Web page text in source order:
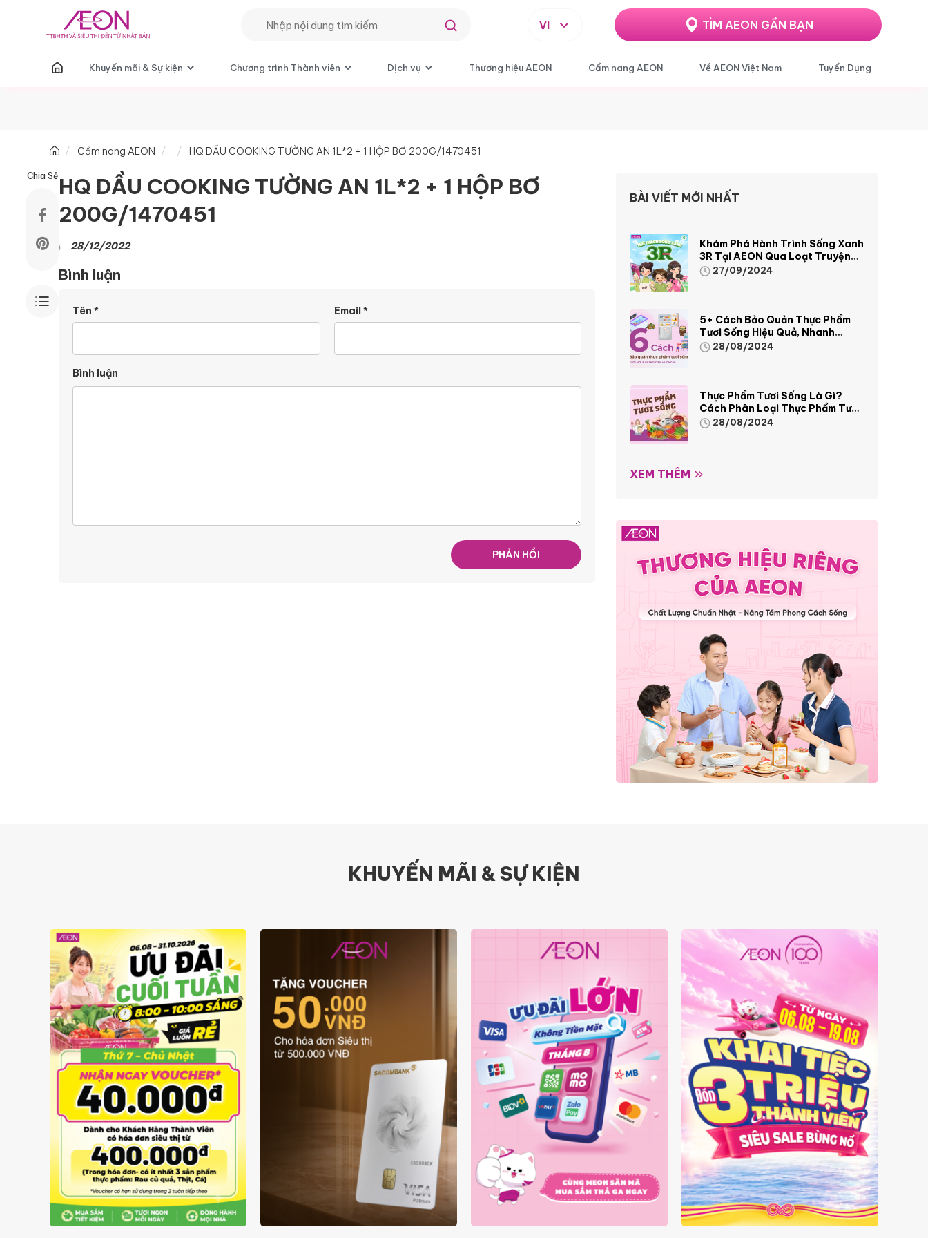
VI TÌM AEON GẦN BẠN
T Khuyến mãi & Sự kiện Chương trình Thành viên Dịch vụ Thương hiệu AEON Cẩm nang AEON Về AEON Việt Nam Tuyển Dụng
Cẩm nang AEON HQ DẦU COOKING TƯỜNG AN 1L*2 + 1 HỘP BƠ 200G/1470451
Chia Sẻ HQ DẦU COOKING TƯỜNG AN 1L*2 + 1 HỘP BƠ
200G/1470451
28/12/2022
Bình luận
Tên * Email*
Bình luận
BÀI VIẾT MỚI NHẤT
Khám Phá Hành Trình Sống Xanh
3R Tại AEON Qua Loạt Truyện
Tranh Sinh Động Và Thú Vị
27/09/2024
5+ Cách Bảo Quản Thực Phẩm
Tươi Sống Hiệu Quả, Nhanh
Chóng
28/08/2024
Thực Phẩm Tươi Sống Là Gì?
Cách Phân Loại Thực Phẩm Tươi
Sống28/08/2024
XEM THÊM
KHUYẾN MÃI & SỰ KIỆN
GIÁ LUÔN RẺ TỪ 6/8 - 31/10
ƯU ĐÃI THẺ VẬT LÝ
ĐÓN 3 TRIỆU THÀNH VIÊN -